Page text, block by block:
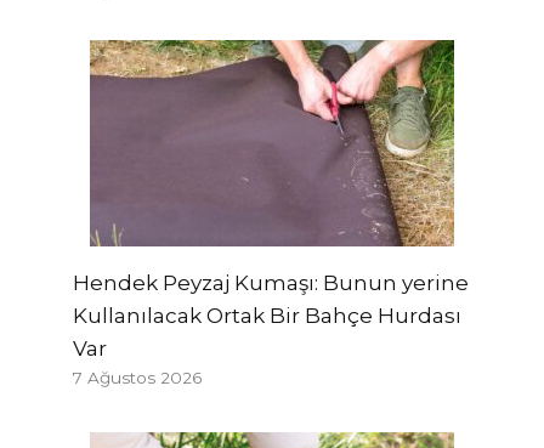
Hendek Peyzaj Kumaşı: Bunun yerine
Kullanılacak Ortak Bir Bahçe Hurdası
Var
7 Ağustos 2026